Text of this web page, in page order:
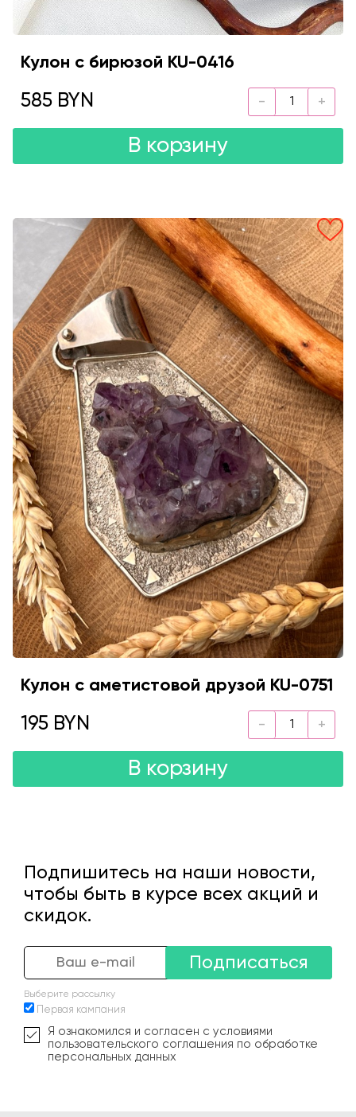
Кулон с бирюзой KU-0416
585 BYN
В корзину
Кулон с аметистовой друзой KU-0751
195 BYN
В корзину
Подпишитесь на наши новости,
чтобы быть в курсе всех акций и
скидок.
Подписаться
Выберите рассылку
Первая кампания
Я ознакомился и согласен с условиями
пользовательского соглашения по обработке
персональных данных